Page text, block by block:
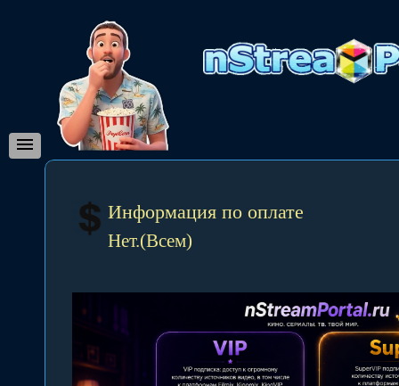
Информация по оплате
Нет.(Всем)